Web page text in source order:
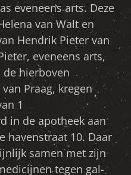
eveneens arts. Deze
van Walt en
Hendrik Pieter van
eveneens arts,
hierboven
Praag, kregen
1
in de apotheek aan
havenstraat 10. Daar
samen met zijn
tegen gal-